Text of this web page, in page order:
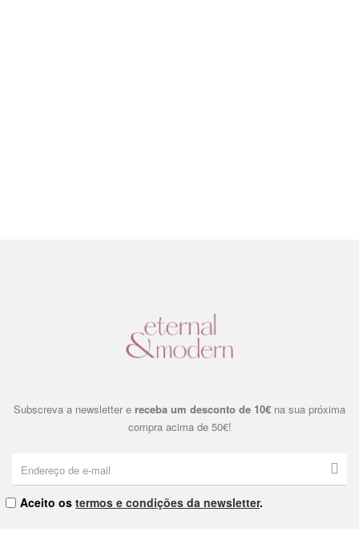
Subscreva a newsletter e receba um desconto de 10€ na sua próxima
compra acima de 50€!
Aceito os termos e condições da newsletter.